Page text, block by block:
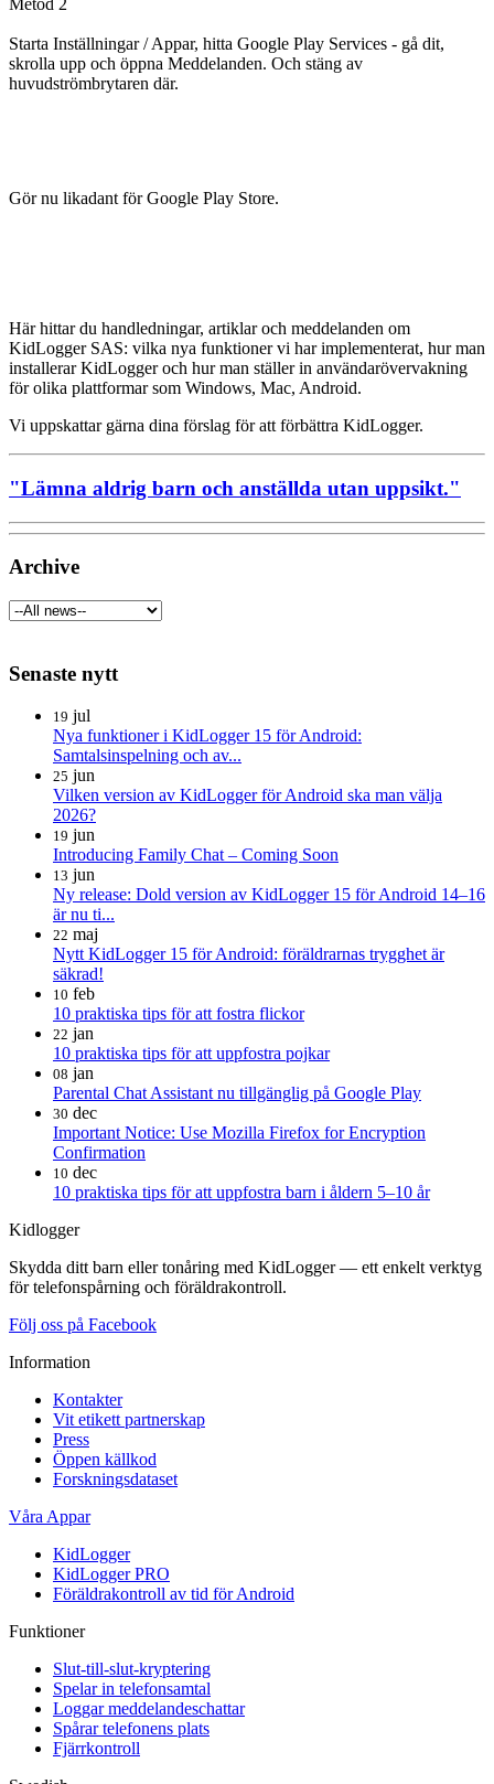
Metod 2
Starta Inställningar / Appar, hitta Google Play Services - gå dit,
skrolla upp och öppna Meddelanden. Och stäng av
huvudströmbrytaren där.
Gör nu likadant för Google Play Store.
Här hittar du handledningar, artiklar och meddelanden om
KidLogger SAS: vilka nya funktioner vi har implementerat, hur man
installerar KidLogger och hur man ställer in användarövervakning
för olika plattformar som Windows, Mac, Android.
Vi uppskattar gärna dina förslag för att förbättra KidLogger.
"Lämna aldrig barn och anställda utan uppsikt."
Archive
Senaste nytt
19 jul
Nya funktioner i KidLogger 15 för Android:
Samtalsinspelning och av...
25 jun
Vilken version av KidLogger för Android ska man välja
2026?
19 jun
Introducing Family Chat – Coming Soon
13 jun
Ny release: Dold version av KidLogger 15 för Android 14–16
är nu ti...
22 maj
Nytt KidLogger 15 för Android: föräldrarnas trygghet är
säkrad!
10 feb
10 praktiska tips för att fostra flickor
22 jan
10 praktiska tips för att uppfostra pojkar
08 jan
Parental Chat Assistant nu tillgänglig på Google Play
30 dec
Important Notice: Use Mozilla Firefox for Encryption
Confirmation
10 dec
10 praktiska tips för att uppfostra barn i åldern 5–10 år
Kidlogger
Skydda ditt barn eller tonåring med KidLogger — ett enkelt verktyg
för telefonspårning och föräldrakontroll.
Följ oss på Facebook
Information
Kontakter
Vit etikett partnerskap
Press
Öppen källkod
Forskningsdataset
Våra Appar
KidLogger
KidLogger PRO
Föräldrakontroll av tid för Android
Funktioner
Slut-till-slut-kryptering
Spelar in telefonsamtal
Loggar meddelandeschattar
Spårar telefonens plats
Fjärrkontroll